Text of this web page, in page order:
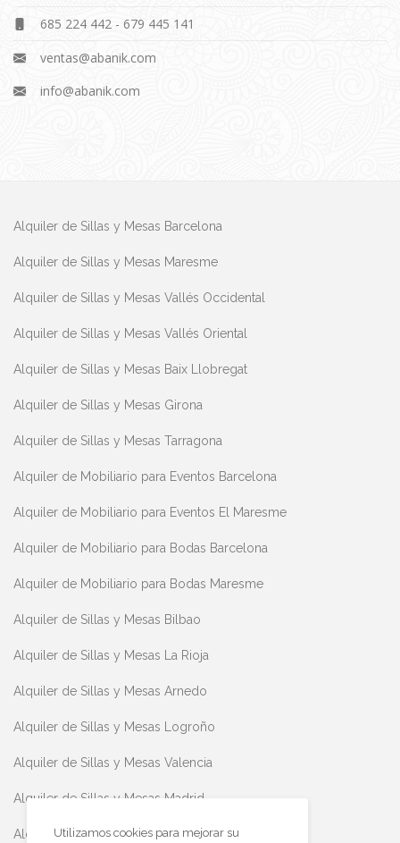
685 224 442 - 679 445 141
ventas@abanik.com
info@abanik.com
Alquiler de Sillas y Mesas Barcelona
Alquiler de Sillas y Mesas Maresme
Alquiler de Sillas y Mesas Vallés Occidental
Alquiler de Sillas y Mesas Vallés Oriental
Alquiler de Sillas y Mesas Baix Llobregat
Alquiler de Sillas y Mesas Girona
Alquiler de Sillas y Mesas Tarragona
Alquiler de Mobiliario para Eventos Barcelona
Alquiler de Mobiliario para Eventos El Maresme
Alquiler de Mobiliario para Bodas Barcelona
Alquiler de Mobiliario para Bodas Maresme
Alquiler de Sillas y Mesas Bilbao
Alquiler de Sillas y Mesas La Rioja
Alquiler de Sillas y Mesas Arnedo
Alquiler de Sillas y Mesas Logroño
Alquiler de Sillas y Mesas Valencia
Alquiler de Sillas y Mesas Madrid
Alquiler de Sillas y Mesas Teruel
Utilizamos cookies para mejorar su